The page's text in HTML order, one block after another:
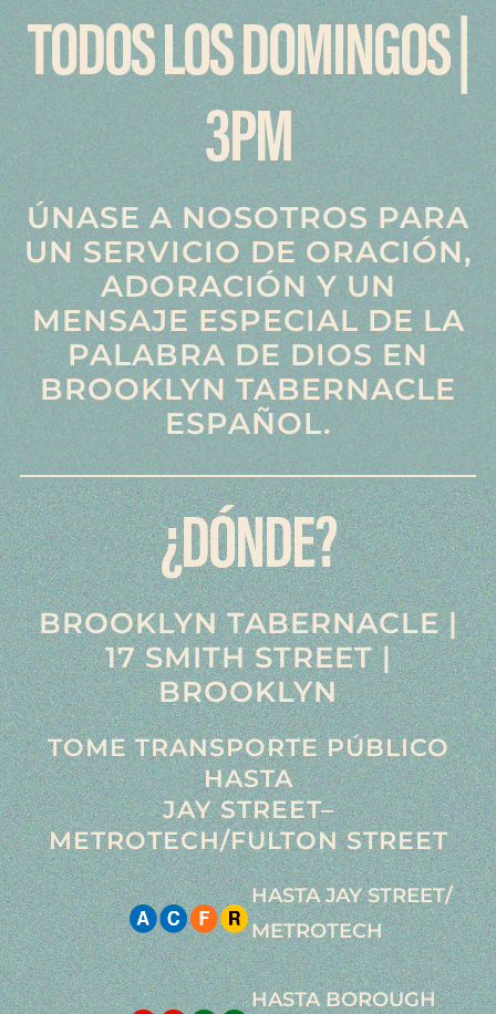
TODOS LOS DOMINGOS |
3PM
ÚNASE A NOSOTROS PARA
UN SERVICIO DE ORACIÓN,
ADORACIÓN Y UN
MENSAJE ESPECIAL DE LA
PALABRA DE DIOS EN
BROOKLYN TABERNACLE
ESPAÑOL.
¿DÓNDE?
BROOKLYN TABERNACLE |
17 SMITH STREET |
BROOKLYN
TOME TRANSPORTE PÚBLICO
HASTA
JAY STREET–
METROTECH/FULTON STREET
HASTA JAY STREET/
METROTECH
HASTA BOROUGH